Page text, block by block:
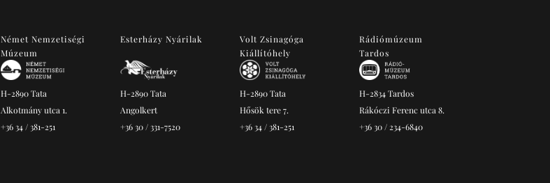
Német Nemzetiségi
Múzeum
H-2890 Tata
Alkotmány utca 1.
+36 34 / 381-251
Esterházy Nyárilak
H-2890 Tata
Angolkert
+36 30 / 331-7520
Volt Zsinagóga
Kiállítóhely
H-2890 Tata
Hősök tere 7.
+36 34 / 381-251
Rádiómúzeum
Tardos
H-2834 Tardos
Rákóczi Ferenc utca 8.
+36 30 / 234-6840